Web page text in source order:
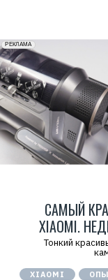
САМЫЙ
XIAOMI.
Тонкий
XIAOMI
erid: 2VfnxxmNzs5
РЕКЛАМА